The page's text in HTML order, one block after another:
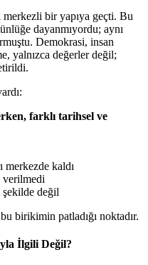
bir yapıya geçti. Bu
dayanmıyordu; aynı
Demokrasi, insan
yalnızca değerler değil;
farklı tarihsel ve
merkezde kaldı
verilmedi
şekilde değil
birikimin patladığı noktadır.
İlgili Değil?